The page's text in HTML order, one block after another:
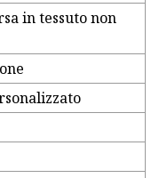
in tessuto non